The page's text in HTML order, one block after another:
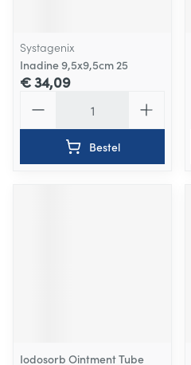
Systagenix
Inadine 9,5x9,5cm 25
€ 34,09
Bestel
Iodosorb Ointment Tube